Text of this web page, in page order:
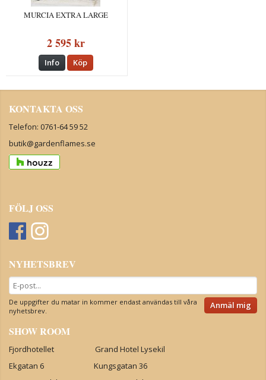
MURCIA EXTRA LARGE
2 595 kr
Info Köp
KONTAKTA OSS
Telefon: 0761-64 59 52
butik@gardenflames.se
FÖLJ OSS
NYHETSBREV
Anmäl mig
De uppgifter du matar in kommer endast användas till våra
nyhetsbrev.
SHOW ROOM
Fjordhotellet Grand Hotel Lysekil
Ekgatan 6 Kungsgatan 36